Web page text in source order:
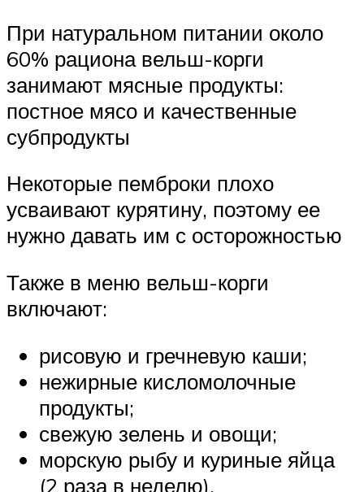
При натуральном питании около
60% рациона вельш-корги
занимают мясные продукты:
постное мясо и качественные
субпродукты
Некоторые пемброки плохо
усваивают курятину, поэтому ее
нужно давать им с осторожностью
Также в меню вельш-корги
включают:
рисовую и гречневую каши;
нежирные кисломолочные
продукты;
свежую зелень и овощи;
морскую рыбу и куриные яйца
(2 раза в неделю).